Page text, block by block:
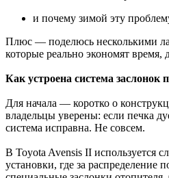
и почему зимой эту
Плюс — поделюсь несколькими
которые реально экономят время,
Как устроена система заслонок
Для начала — коротко о
владельцы уверены: если печка
система исправна. Не совсем.
В Toyota Avensis II используется
установки, где за распределение